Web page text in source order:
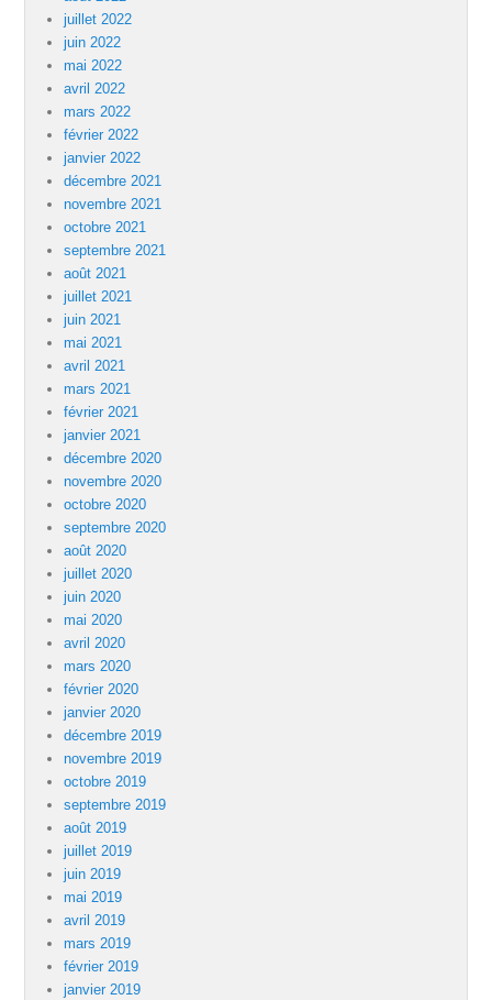
juillet 2022
juin 2022
mai 2022
avril 2022
mars 2022
février 2022
janvier 2022
décembre 2021
novembre 2021
octobre 2021
septembre 2021
août 2021
juillet 2021
juin 2021
mai 2021
avril 2021
mars 2021
février 2021
janvier 2021
décembre 2020
novembre 2020
octobre 2020
septembre 2020
août 2020
juillet 2020
juin 2020
mai 2020
avril 2020
mars 2020
février 2020
janvier 2020
décembre 2019
novembre 2019
octobre 2019
septembre 2019
août 2019
juillet 2019
juin 2019
mai 2019
avril 2019
mars 2019
février 2019
janvier 2019